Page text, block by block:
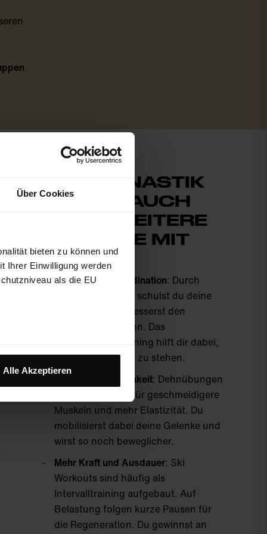
Über Cookies
bieten zu können und
Ihrer Einwilligung werden
als die EU
Alle Akzeptieren
SKIGYMNASTIK
BRINGT AUCH
NOCH WEITERE
VORTEILE MIT
SICH:
Verbesserte Koordination: Durch
gezielte Übungen schulst du deine
Balance und verbesserst den
Gleichgewichtssinn. Das
Koordinationstraining hilft dir dabei,
sicher auf den Ski zu stehen.
Erhöhte Beweglichkeit: Dehnübungen
sorgen nicht nur für geschmeidigere
Muskeln und mehr Elastizität. Du
mobilisierst dabei deine Gelenke und
wirst so noch beweglicher.
Mehr Kraft und Ausdauer: Ski
Workouts sind häufig als
Intervalltraining aufgebaut. Auf
Belastung folgen kurze Pausen für
die Regeneration. Du gewinnst an